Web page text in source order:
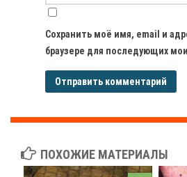
Сохранить моё имя, email и
браузере для последующих
ПОХОЖИЕ МАТЕРИАЛЫ